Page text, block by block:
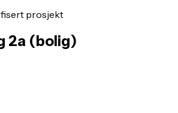
prosjekt
2a (bolig)